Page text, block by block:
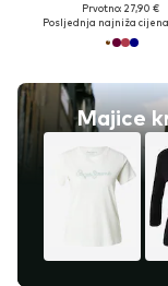
Prvotno: 27,90 €
Posljednja najniža
Majice